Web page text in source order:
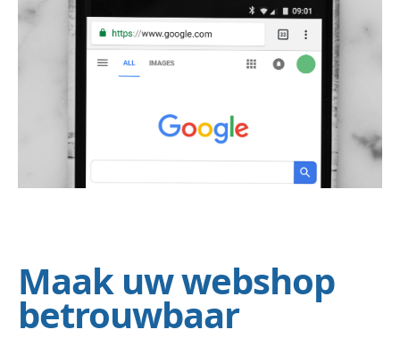
Maak uw webshop
betrouwbaar